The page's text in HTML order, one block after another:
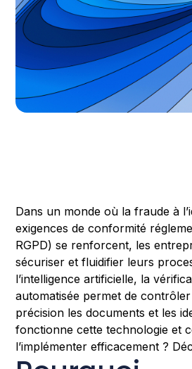
Dans un monde où la fraude à
exigences de conformité
RGPD) se renforcent, les
sécuriser et fluidifier leurs
l’intelligence artificielle, la
automatisée permet de
précision les documents et les
fonctionne cette technologie et
l’implémenter efficacement ?